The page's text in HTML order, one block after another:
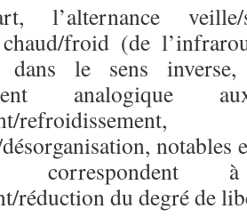
l’alternance veille/
chaud/froid (de
dans le sens
analogique
notables
réduction du degré de